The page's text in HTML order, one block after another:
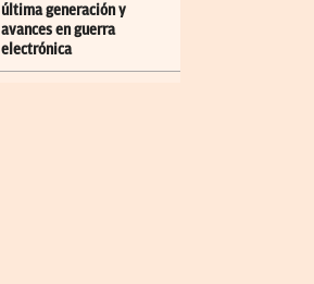
última generación y
avances en guerra
electrónica